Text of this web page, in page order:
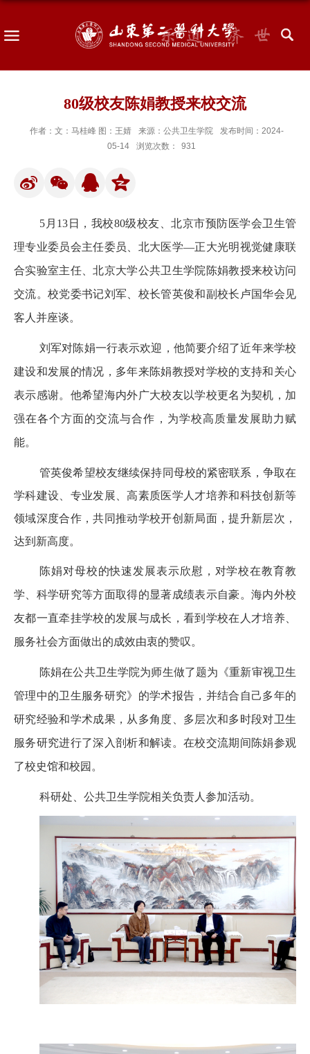
80级校友陈娟教授来校交流
作者：文：马桂峰 图：王婧 来源：公共卫生学院
发布时间：2024-
05-14
浏览次数： 931
5 月 13 日，我校80级校友、北京市预防医学会卫生管
理专业委员会主任委员、北大医学—正大光明视觉健康联
合实验室主任、北京大学公共卫生学院陈娟教授来校访问
交流。校党委书记刘军、校长管英俊和副校长卢国华会见
客人并座谈。
刘军对陈娟一行表示欢迎，他简要介绍了近年来学校
建设和发展的情况，多年来陈娟教授对学校的支持和关心
表示感谢。他希望海内外广大校友以学校更名为契机，加
强在各个方面的交流与合作，为学校高质量发展助力赋
能。
管英俊希望校友继续保持同母校的紧密联系，争取在
学科建设、专业发展、高素质医学人才培养和科技创新等
领域深度合作，共同推动学校开创新局面，提升新层次，
达到新高度。
陈娟对母校的快速发展表示欣慰，对学校在教育教
学、科学研究等方面取得的显著成绩表示自豪。海内外校
友都一直牵挂学校的发展与成长，看到学校在人才培养、
服务社会方面做出的成效由衷的赞叹。
陈娟在公共卫生学院为师生做了题为《重新审视卫生
管理中的卫生服务研究》的学术报告，并结合自己多年的
研究经验和学术成果，从多角度、多层次和多时段对卫生
服务研究进行了深入剖析和解读。在校交流期间 陈娟参观
了校史馆和校园。
科研处、公共卫生学院相关负责人参加活动。